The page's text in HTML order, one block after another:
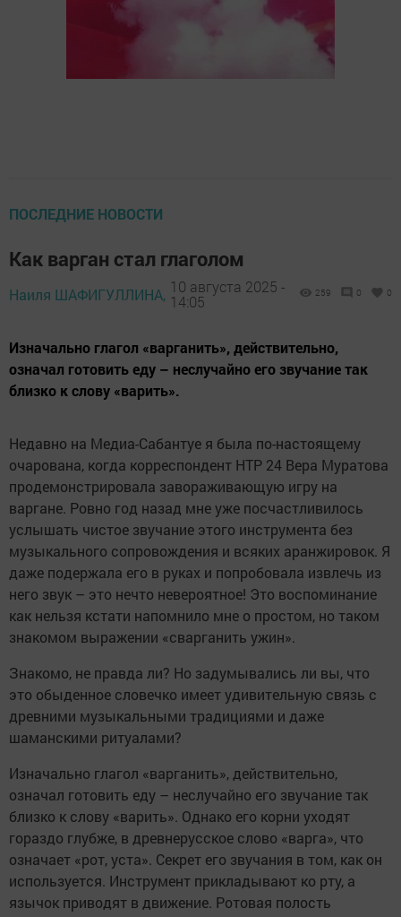
ПОСЛЕДНИЕ НОВОСТИ
Как варган стал глаголом
Наиля ШАФИГУЛЛИНА, 10 августа 2025 -
14:05
259 0 0
Изначально глагол «варганить», действительно,
означал готовить еду – неслучайно его звучание так
близко к слову «варить».
Недавно на Медиа-Сабантуе я была по-настоящему
очарована, когда корреспондент НТР 24 Вера Муратова
продемонстрировала завораживающую игру на
варгане. Ровно год назад мне уже посчастливилось
услышать чистое звучание этого инструмента без
музыкального сопровождения и всяких аранжировок. Я
даже подержала его в руках и попробовала извлечь из
него звук – это нечто невероятное! Это воспоминание
как нельзя кстати напомнило мне о простом, но таком
знакомом выражении «сварганить ужин».
Знакомо, не правда ли? Но задумывались ли вы, что
это обыденное словечко имеет удивительную связь с
древними музыкальными традициями и даже
шаманскими ритуалами?
Изначально глагол «варганить», действительно,
означал готовить еду – неслучайно его звучание так
близко к слову «варить». Однако его корни уходят
гораздо глубже, в древнерусское слово «варга», что
означает «рот, уста». Секрет его звучания в том, как он
используется. Инструмент прикладывают ко рту, а
язычок приводят в движение. Ротовая полость